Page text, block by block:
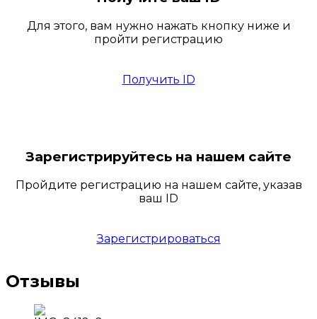
Для этого, вам нужно нажать кнопку ниже и
пройти регистрацию
Получить ID
Зарегистрируйтесь на нашем сайте
Пройдите регистрацию на нашем сайте, указав
ваш ID
Зарегистрироваться
Отзывы